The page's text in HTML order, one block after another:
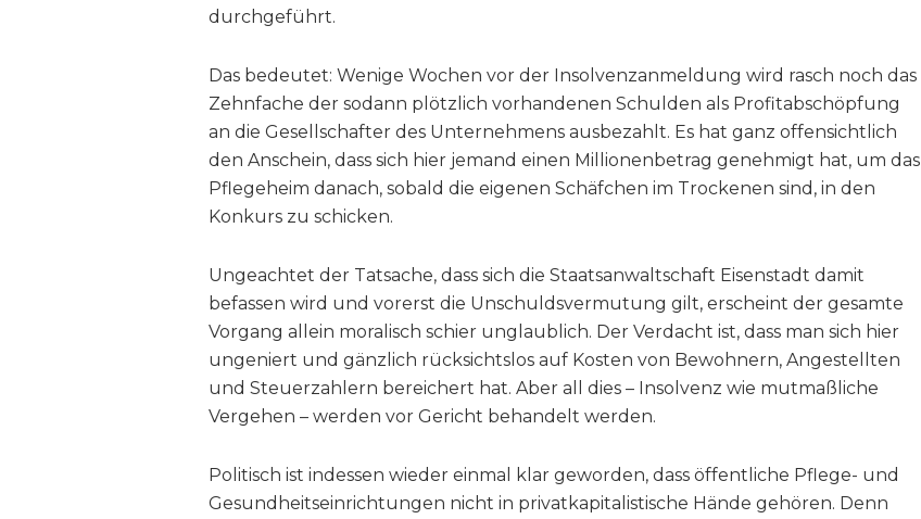
durchgeführt.
Das bedeutet: Wenige Wochen vor der Insolvenzanmeldung wird rasch noch das
Zehnfache der sodann plötzlich vorhandenen Schulden als Profitabschöpfung
an die Gesellschafter des Unternehmens ausbezahlt. Es hat ganz offensichtlich
den Anschein, dass sich hier jemand einen Millionenbetrag genehmigt hat, um das
Pflegeheim danach, sobald die eigenen Schäfchen im Trockenen sind, in den
Konkurs zu schicken.
Ungeachtet der Tatsache, dass sich die Staatsanwaltschaft Eisenstadt damit
befassen wird und vorerst die Unschuldsvermutung gilt, erscheint der gesamte
Vorgang allein moralisch schier unglaublich. Der Verdacht ist, dass man sich hier
ungeniert und gänzlich rücksichtslos auf Kosten von Bewohnern, Angestellten
und Steuerzahlern bereichert hat. Aber all dies – Insolvenz wie mutmaßliche
Vergehen – werden vor Gericht behandelt werden.
Politisch ist indessen wieder einmal klar geworden, dass öffentliche Pflege- und
Gesundheitseinrichtungen nicht in privatkapitalistische Hände gehören. Denn